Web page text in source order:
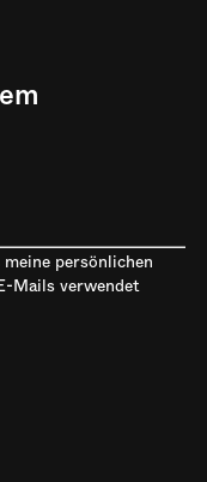
persönlichen
Mails verwendet